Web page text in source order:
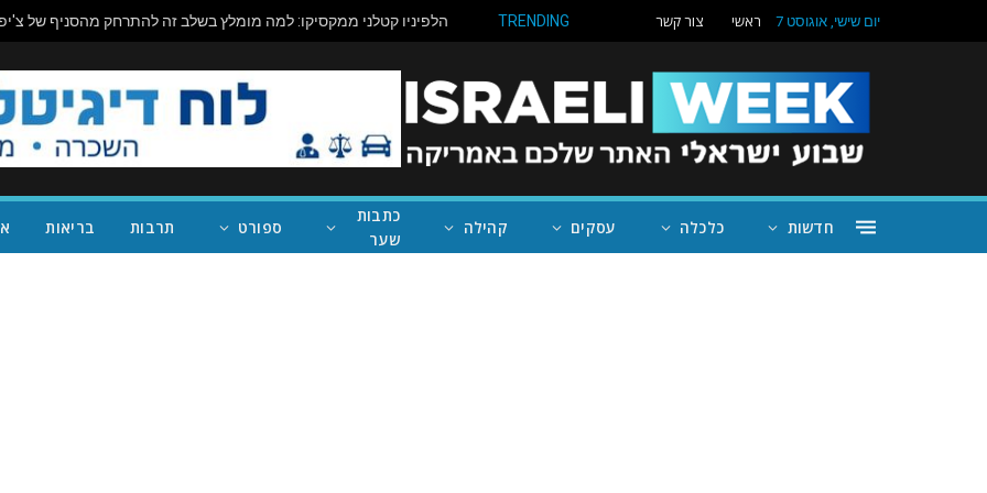
יום שישי, אוגוסט 7 ראשי צור קשר TRENDING
חדשות כלכלה עסקים קהילה
כתבות
שער
ספורט תרבות בריאות